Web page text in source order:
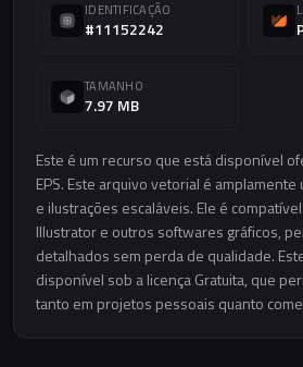
IDENTIFICAÇÃO
#11152242
TAMANHO
7.97 MB
Este é um recurso que está disponível
EPS. Este arquivo vetorial é
e ilustrações escaláveis. Ele é
Illustrator e outros softwares gráficos,
detalhados sem perda de qualidade.
disponível sob a licença Gratuita, que
tanto em projetos pessoais quanto